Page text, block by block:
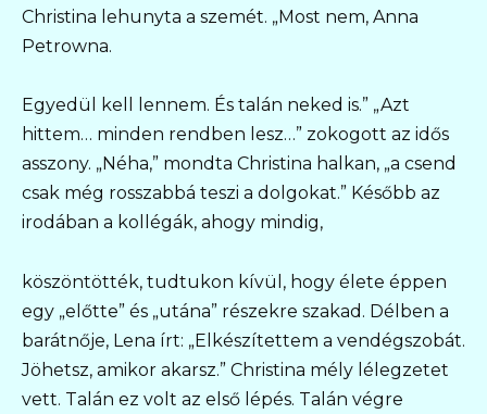
Christina lehunyta a szemét. „Most nem, Anna
Petrowna.
Egyedül kell lennem. És talán neked is.” „Azt
hittem… minden rendben lesz…” zokogott az idős
asszony. „Néha,” mondta Christina halkan, „a csend
csak még rosszabbá teszi a dolgokat.” Később az
irodában a kollégák, ahogy mindig,
köszöntötték, tudtukon kívül, hogy élete éppen
egy „előtte” és „utána” részekre szakad. Délben a
barátnője, Lena írt: „Elkészítettem a vendégszobát.
Jöhetsz, amikor akarsz.” Christina mély lélegzetet
vett. Talán ez volt az első lépés. Talán végre